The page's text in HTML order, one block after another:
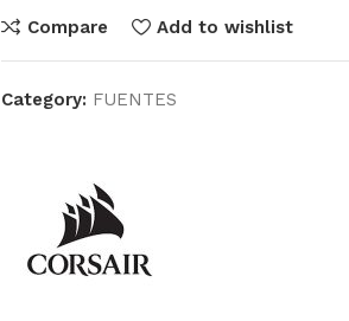
Compare Add to wishlist
Category: FUENTES